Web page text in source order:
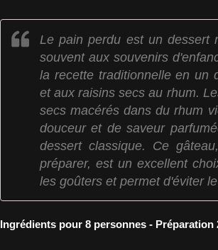
Le pain perdu est un dessert
souvent aux souvenirs
la recette traditionnelle en un
et aux raisins secs au rhum.
secs macérés dans du rhum
douceur et de saveur
dessert classique. Ce
préparer, est un excellent
les goûters et permet d'éviter
Ingrédients pour 8 personnes - Préparation